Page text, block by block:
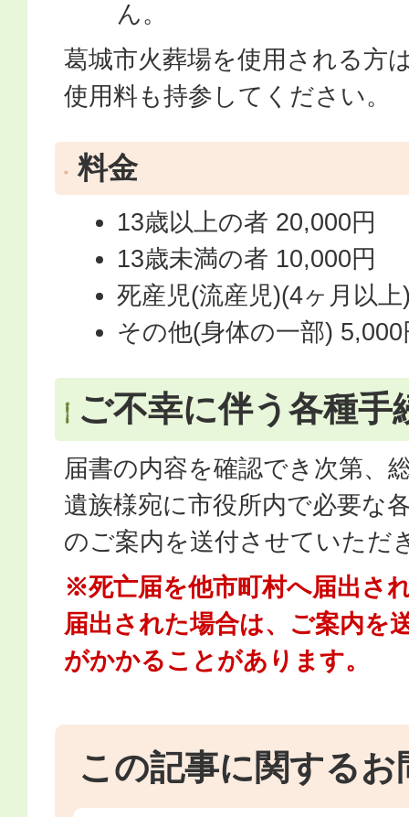
ん。
葛城市火葬場を使用される方
使用料も持参してください。
料金
13歳以上の者 20,000円
13歳未満の者 10,000円
死産児(流産児)(4ヶ月以
その他(身体の一部) 5,000
ご不幸に伴う各種手
届書の内容を確認でき次第、
遺族様宛に市役所内で必要な
のご案内を送付させていただ
※死亡届を他市町村へ届出さ
届出された場合は、ご案内を
がかかることがあります。
この記事に関するお